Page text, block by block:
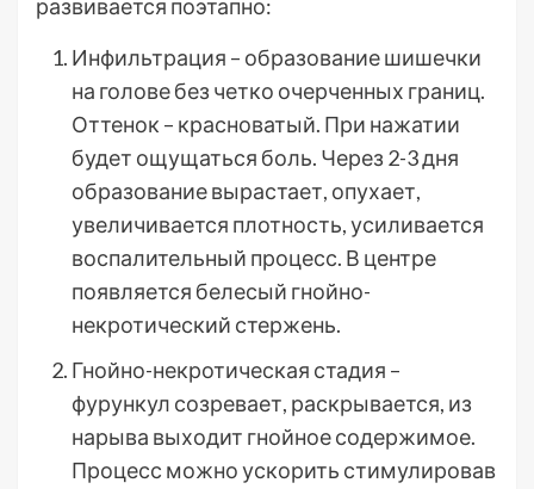
развивается поэтапно:
Инфильтрация – образование шишечки
на голове без четко очерченных границ.
Оттенок – красноватый. При нажатии
будет ощущаться боль. Через 2-3 дня
образование вырастает, опухает,
увеличивается плотность, усиливается
воспалительный процесс. В центре
появляется белесый гнойно-
некротический стержень.
Гнойно-некротическая стадия –
фурункул созревает, раскрывается, из
нарыва выходит гнойное содержимое.
Процесс можно ускорить стимулировав